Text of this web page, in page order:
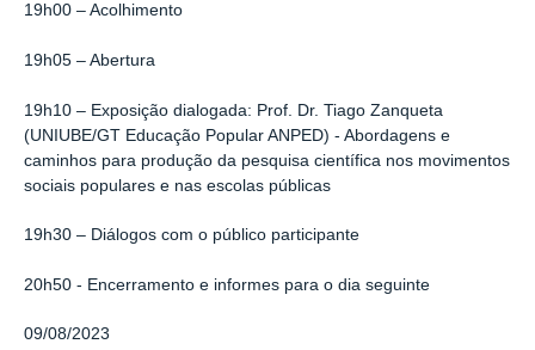
19h00 – Acolhimento
19h05 – Abertura
19h10 – Exposição dialogada: Prof. Dr. Tiago Zanqueta
(UNIUBE/GT Educação Popular ANPED) - Abordagens e
caminhos para produção da pesquisa científica nos movimentos
sociais populares e nas escolas públicas
19h30 – Diálogos com o público participante
20h50 - Encerramento e informes para o dia seguinte
09/08/2023